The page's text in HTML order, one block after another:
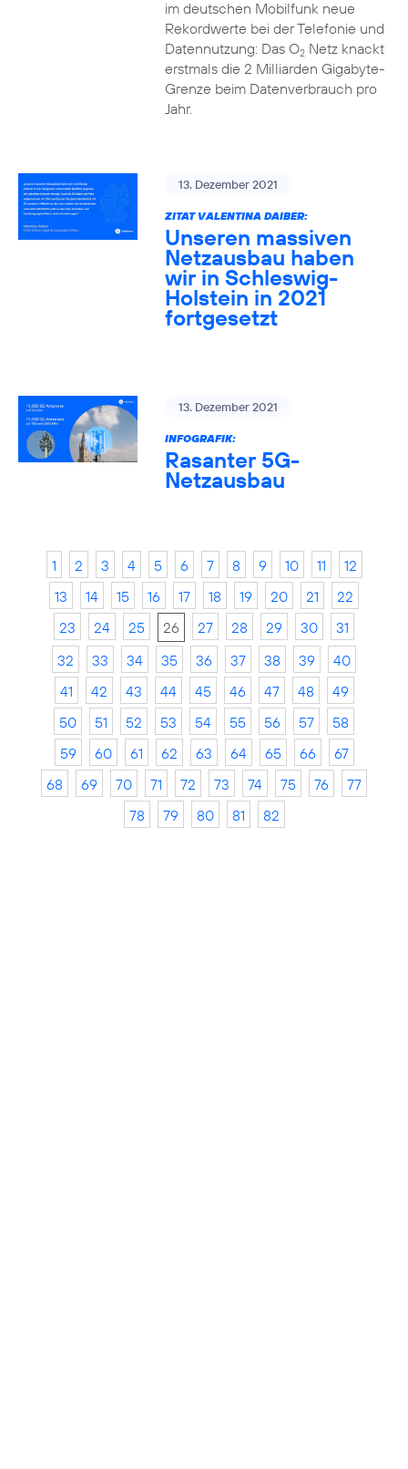
im deutschen Mobilfunk neue
Rekordwerte bei der Telefonie und
Datennutzung: Das O2Netz knackt
erstmals die 2 Milliarden Gigabyte-
Grenze beim Datenverbrauch pro
Jahr.
13. Dezember 2021
ZITAT VALENTINA DAIBER:
Unseren massiven
Netzausbau haben
wir in Schleswig-
Holstein in 2021
fortgesetzt
13. Dezember 2021
INFOGRAFIK:
Rasanter 5G-
Netzausbau
1 2 3 4 5 6 7 8 9 10 11
12
13
14 15 16 17 18 19 20 21
22
23
24 25 26 27 28 29 30
31
32
33 34 35 36 37 38 39
40
41
42 43 44 45 46 47 48
49
50
51 52 53 54 55 56 57
58
59
60 61 62 63 64 65 66
67
68
69 70 71 72 73 74 75 76
77
78
79 80 81 82